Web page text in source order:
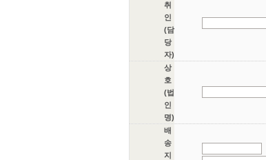
취
인
(담
당
자)
상
호
(법
인
명)
배
송
지